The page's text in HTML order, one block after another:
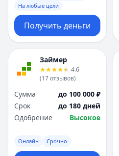
На любые цели
Получить деньги
Займер
4.6
(17отзывов)
Сумма
до 100 000 ₽
Срок
до 180 дней
Одобрение
Высокое
Онлайн Срочно